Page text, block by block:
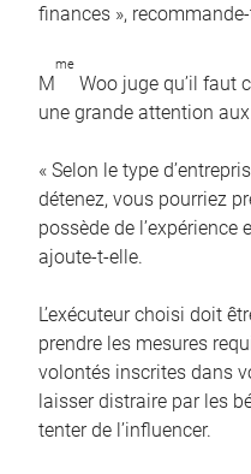
finances »,
M
me
Woo juge qu’il faut
une grande attention
« Selon le type
détenez, vous pourriez
possède de l’expérience
ajoute-t-elle.
L’exécuteur choisi doit
prendre les mesures
volontés inscrites dans
laisser distraire par les
tenter de l’influencer.